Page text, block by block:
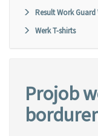
Result Work
Werk T-shirts
Projob